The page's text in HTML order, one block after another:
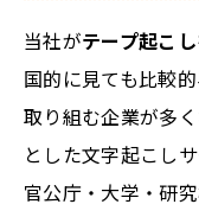
当社がテープ起こ
国的に見ても比較
取り組む企業が多
とした文字起こし
官公庁・大学・研